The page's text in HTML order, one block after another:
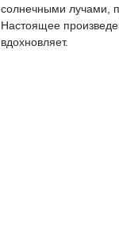
солнечными лучами,
Настоящее
вдохновляет.